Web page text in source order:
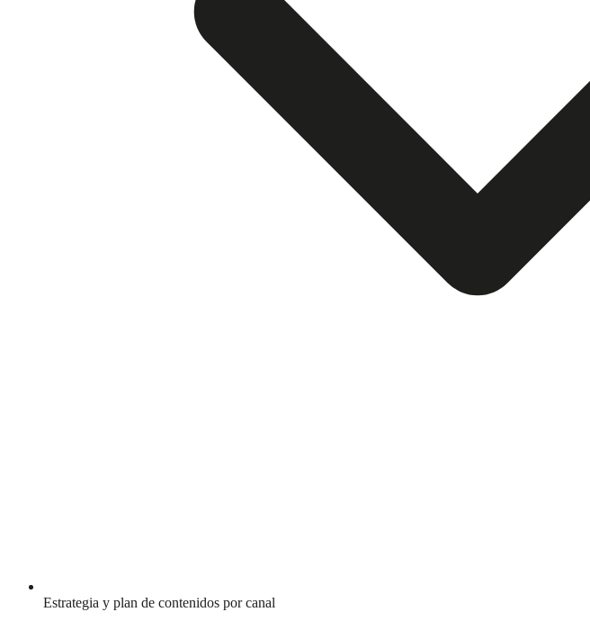
Estrategia y plan de contenidos por canal